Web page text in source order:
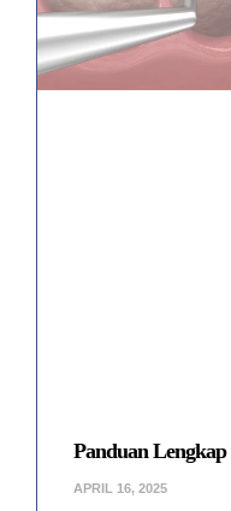
Panduan
APRIL 16, 2025